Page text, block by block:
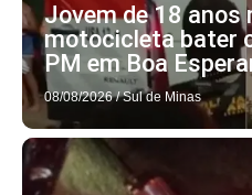
Jovem de 18 anos
motocicleta bater
PM em Boa
08/08/2026 / Sul de Minas